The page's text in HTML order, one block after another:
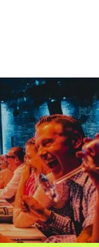
smarte Illusionen mit
der noch